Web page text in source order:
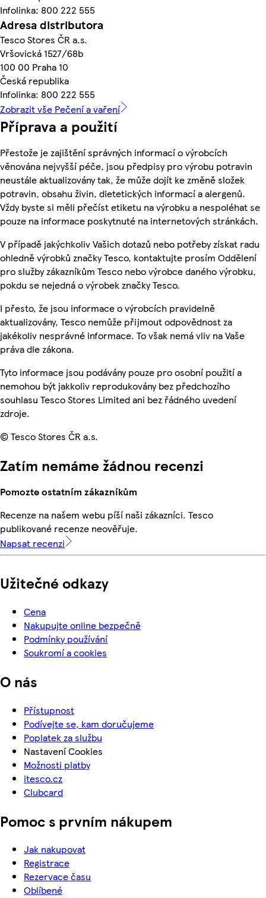
Infolinka: 800 222 555
Adresa distributora
Tesco Stores ČR a.s.
Vršovická 1527/68b
100 00 Praha 10
Česká republika
Infolinka: 800 222 555
Zobrazit vše Pečení a vaření
Příprava a použití
Přestože je zajištění správných informací o výrobcích
věnována nejvyšší péče, jsou předpisy pro výrobu potravin
neustále aktualizovány tak, že může dojít ke změně složek
potravin, obsahu živin, dietetických informací a alergenů.
Vždy byste si měli přečíst etiketu na výrobku a nespoléhat se
pouze na informace poskytnuté na internetových stránkách.
V případě jakýchkoliv Vašich dotazů nebo potřeby získat radu
ohledně výrobků značky Tesco, kontaktujte prosím Oddělení
pro služby zákazníkům Tesco nebo výrobce daného výrobku,
pokdu se nejedná o výrobek značky Tesco.
I přesto, že jsou informace o výrobcích pravidelně
aktualizovány, Tesco nemůže přijmout odpovědnost za
jakékoliv nesprávné informace. To však nemá vliv na Vaše
práva dle zákona.
Tyto informace jsou podávány pouze pro osobní použití a
nemohou být jakkoliv reprodukovány bez předchozího
souhlasu Tesco Stores Limited ani bez řádného uvedení
zdroje.
© Tesco Stores ČR a.s.
Zatím nemáme žádnou recenzi
Pomozte ostatním zákazníkům
Recenze na našem webu píší naši zákazníci. Tesco
publikované recenze neověřuje.
Napsat recenzi
Užitečné odkazy
Cena
Nakupujte online bezpečně
Podmínky používání
Soukromí a cookies
O nás
Přístupnost
Podívejte se, kam doručujeme
Poplatek za službu
Nastavení Cookies
Možnosti platby
itesco.cz
Clubcard
Pomoc s prvním nákupem
Jak nakupovat
Registrace
Rezervace času
Oblíbené